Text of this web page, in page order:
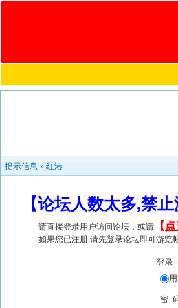
提示信息 » 红港
【论坛人数太多,禁
请直接登录用户访问论坛，或请 【
如果您已注册,请先登录论坛即可游览
登录
密